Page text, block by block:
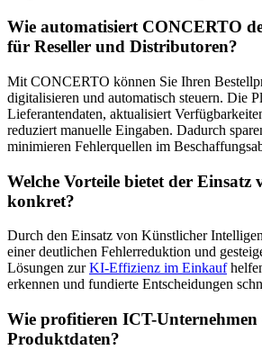
Wie automatisiert CONCERTO
für Reseller und Distributoren?
Mit CONCERTO können Sie Ihren
digitalisieren und automatisch steuern. Die
Lieferantendaten, aktualisiert
reduziert manuelle Eingaben. Dadurch
minimieren Fehlerquellen im
Welche Vorteile bietet der
konkret?
Durch den Einsatz von Künstlicher
einer deutlichen Fehlerreduktion und
Lösungen zurKI-Effizienz im Einkauf
erkennen und fundierte Entscheidungen
Wie profitieren ICT-
Produktdaten?